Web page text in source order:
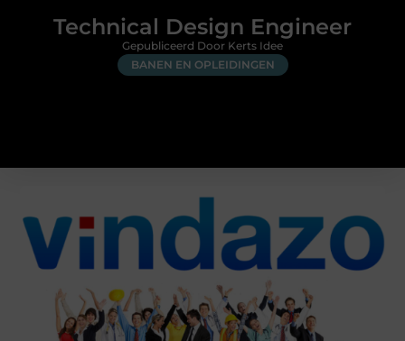
Technical Design Engineer
BANEN EN OPLEIDINGEN
Gepubliceerd Door Kerts Idee